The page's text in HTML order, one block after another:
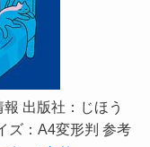
出版社：じほう
ズ：A4変形判 参考